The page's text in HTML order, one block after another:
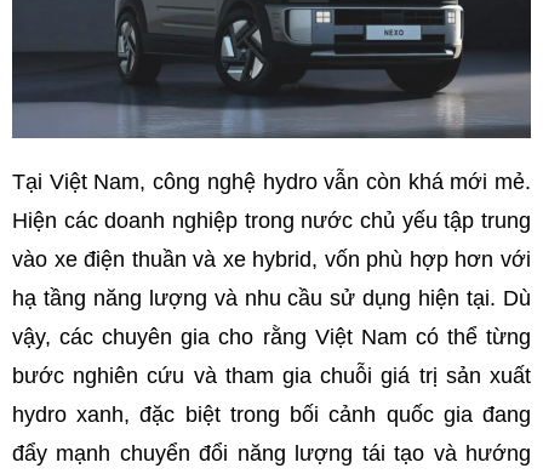
Tại Việt Nam, công nghệ hydro vẫn còn khá mới mẻ.
Hiện các doanh nghiệp trong nước chủ yếu tập trung
vào xe điện thuần và xe hybrid, vốn phù hợp hơn với
hạ tầng năng lượng và nhu cầu sử dụng hiện tại. Dù
vậy, các chuyên gia cho rằng Việt Nam có thể từng
bước nghiên cứu và tham gia chuỗi giá trị sản xuất
hydro xanh, đặc biệt trong bối cảnh quốc gia đang
đẩy mạnh chuyển đổi năng lượng tái tạo và hướng